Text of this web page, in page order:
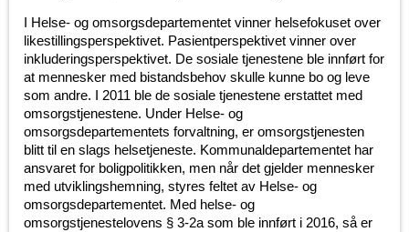
I Helse- og omsorgsdepartementet vinner helsefokuset over
likestillingsperspektivet. Pasientperspektivet vinner over
inkluderingsperspektivet. De sosiale tjenestene ble innført for
at mennesker med bistandsbehov skulle kunne bo og leve
som andre. I 2011 ble de sosiale tjenestene erstattet med
omsorgstjenestene. Under Helse- og
omsorgsdepartementets forvaltning, er omsorgstjenesten
blitt til en slags helsetjeneste. Kommunaldepartementet har
ansvaret for boligpolitikken, men når det gjelder mennesker
med utviklingshemning, styres feltet av Helse- og
omsorgsdepartementet. Med helse- og
omsorgstjenestelovens § 3-2a som ble innført i 2016, så er